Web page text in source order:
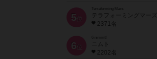
5 位
Terraforming Mars
テラフォーミングマーズ
2371名
6 位
ニムト
2202名